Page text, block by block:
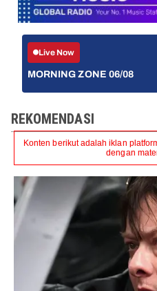
Live Now
MORNING ZONE 06/08